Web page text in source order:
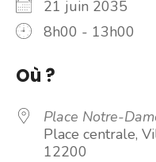
21 juin 2035
8h00 - 13h00
Où ?
Place Notre-
Place centrale,
12200